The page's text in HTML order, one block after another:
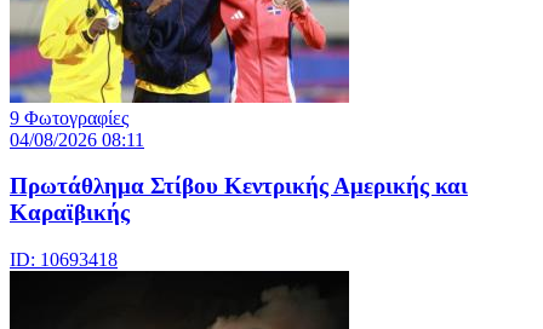
9 Φωτογραφίες
04/08/2026 08:11
Πρωτάθλημα Στίβου Κεντρικής Αμερικής και
Καραϊβικής
ID: 10693418